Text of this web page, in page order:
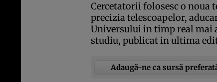
Cercetatorii folosesc o
precizia telescoapelor,
Universului in timp real mai
studiu, publicat in ultima
Adaugă-ne ca sursă